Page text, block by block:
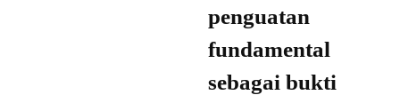
penguatan
fundamental
sebagai bukti